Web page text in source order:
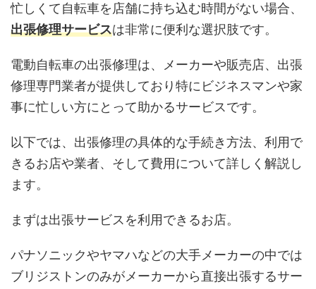
忙しくて自転車を店舗に持ち込む時間がない場合、
出張修理サービスは非常に便利な選択肢です。
電動自転車の出張修理は、メーカーや販売店、出張
修理専門業者が提供しており特にビジネスマンや家
事に忙しい方にとって助かるサービスです。
以下では、出張修理の具体的な手続き方法、利用で
きるお店や業者、そして費用について詳しく解説し
ます。
まずは出張サービスを利用できるお店。
パナソニックやヤマハなどの大手メーカーの中では
ブリジストンのみがメーカーから直接出張するサー